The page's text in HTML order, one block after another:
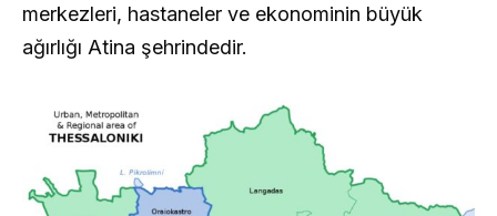
merkezleri, hastaneler ve ekonominin büyük
ağırlığı Atina şehrindedir.